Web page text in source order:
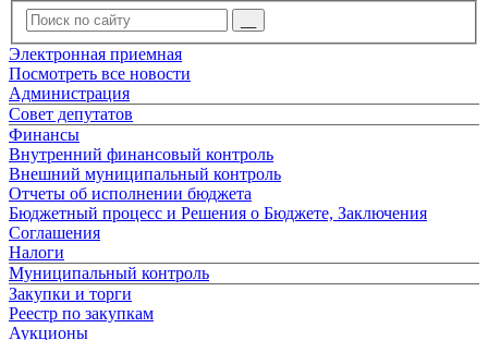
Электронная приемная
Посмотреть все новости
Администрация
Совет депутатов
Финансы
Внутренний финансовый контроль
Внешний муниципальный контроль
Отчеты об исполнении бюджета
Бюджетный процесс и Решения о Бюджете, Заключения
Соглашения
Налоги
Муниципальный контроль
Закупки и торги
Реестр по закупкам
Аукционы